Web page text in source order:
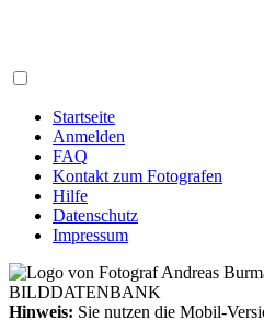
Startseite
Anmelden
FAQ
Kontakt zum Fotografen
Hilfe
Datenschutz
Impressum
Hinweis: Sie nutzen die Mobil-